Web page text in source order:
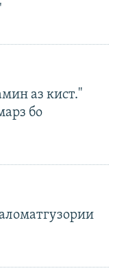
аз кист."
бо